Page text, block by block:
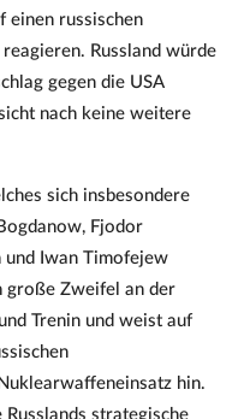
einen russischen
Russland würde
gegen die USA
nach keine weitere
sich insbesondere
Fjodor
Iwan Timofejew
große Zweifel an der
Trenin und weist auf
hin.
strategische